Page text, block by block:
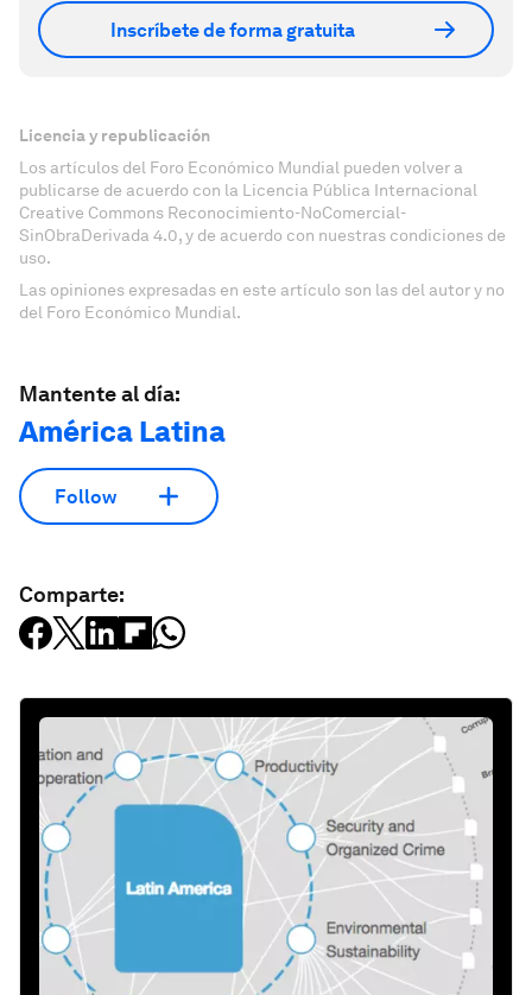
Inscríbete de forma gratuita
Licencia y republicación
Los artículos del Foro Económico Mundial pueden volver a
publicarse de acuerdo con la Licencia Pública Internacional
Creative Commons Reconocimiento-NoComercial-
SinObraDerivada 4.0, y de acuerdo con nuestras condiciones de
uso.
Las opiniones expresadas en este artículo son las del autor y no
del Foro Económico Mundial.
Mantente al día:
América Latina
Follow
Comparte: